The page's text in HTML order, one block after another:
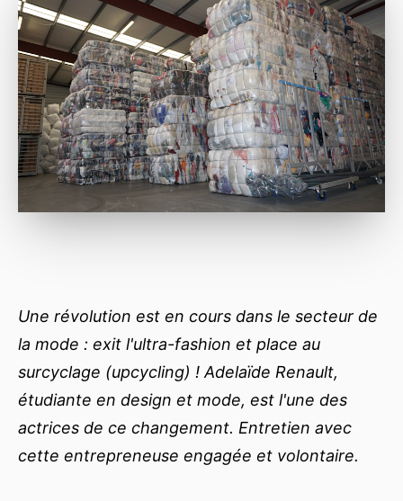
Une révolution est en cours dans le secteur de
la mode : exit l'ultra-fashion et place au
surcyclage (upcycling) ! Adelaïde Renault,
étudiante en design et mode, est l'une des
actrices de ce changement. Entretien avec
cette entrepreneuse engagée et volontaire.